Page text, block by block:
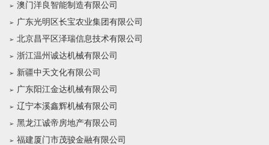
澳门洋良智能制造有限公司
广东光明区长宝农业集团有限公司
北京昌平区泽瑞信息技术有限公司
浙江温州诚达机械有限公司
新疆中天文化有限公司
广东阳江金达机械有限公司
辽宁本溪鑫辉机械有限公司
黑龙江诚帝房地产有限公司
福建厦门市茂骏金融有限公司